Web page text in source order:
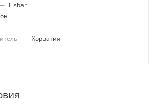
Eisbar
— Хорватия